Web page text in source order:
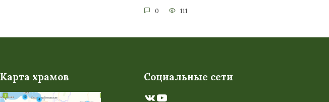
0 111
Карта храмов Социальные сети
ВКонтакте
YouTube